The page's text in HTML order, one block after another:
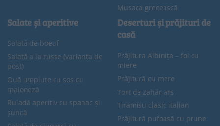
Musaca grecească
Salate și aperitive
Salată de boeuf
Salată a la russe (varianta de
post)
Ouă umplute cu sos cu
maioneză
Ruladă aperitiv cu spanac și
șuncă
Deserturi și prăjituri de
casă
Prăjitura Albinița – foi cu
miere
Prăjitură cu mere
Tort de zahăr ars
Tiramisu clasic italian
Prăjitură pufoasă cu prune